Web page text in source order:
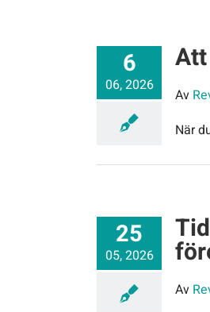
6
06, 2026
Av
När
25
05, 2026
Av